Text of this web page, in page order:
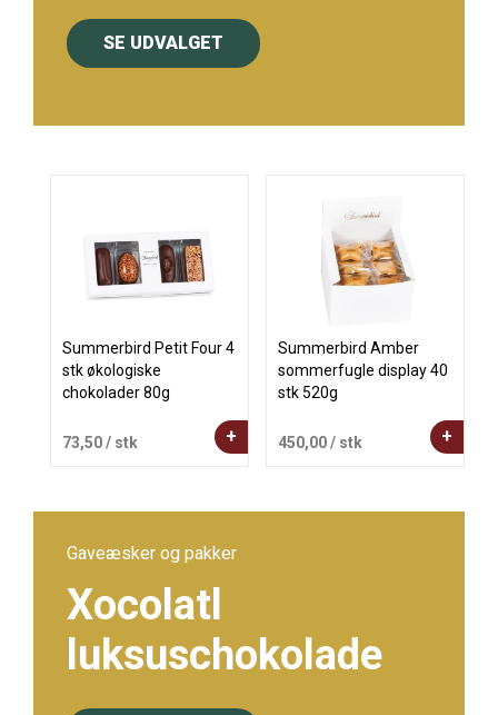
SE UDVALGET
Summerbird Petit Four 4
stk økologiske
chokolader 80g
73,50/ stk +
Summerbird Amber
sommerfugle display 40
stk 520g
450,00/ stk +
Gaveæsker og pakker
Xocolatl
luksuschokolade